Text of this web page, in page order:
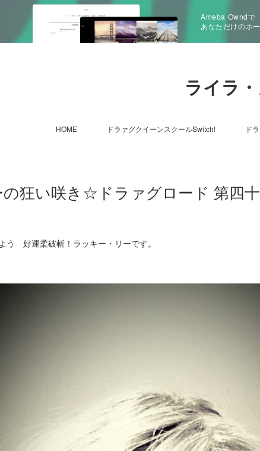
Ameba Owndで
あなただけのホ
ライラ
HOME ドラァグクイーンスクールSwitch! ド
狂い咲き☆ドラァグロード 第四
う 好運柔破斬！ラッキー・リーです。